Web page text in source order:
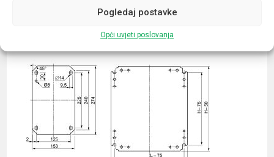
Pogledaj postavke
Opći uvjeti poslovanja